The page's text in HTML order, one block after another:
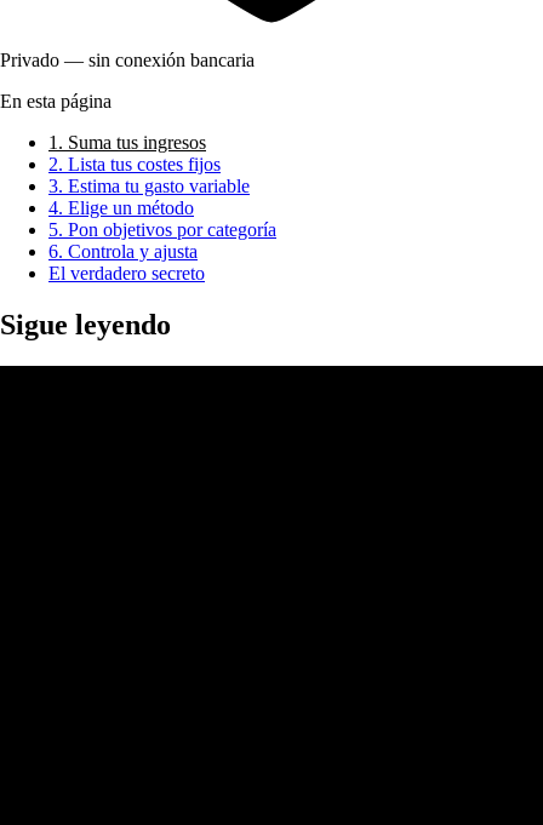
Privado — sin conexión bancaria
En esta página
1. Suma tus ingresos
2. Lista tus costes fijos
3. Estima tu gasto variable
4. Elige un método
5. Pon objetivos por categoría
6. Controla y ajusta
El verdadero secreto
Sigue leyendo